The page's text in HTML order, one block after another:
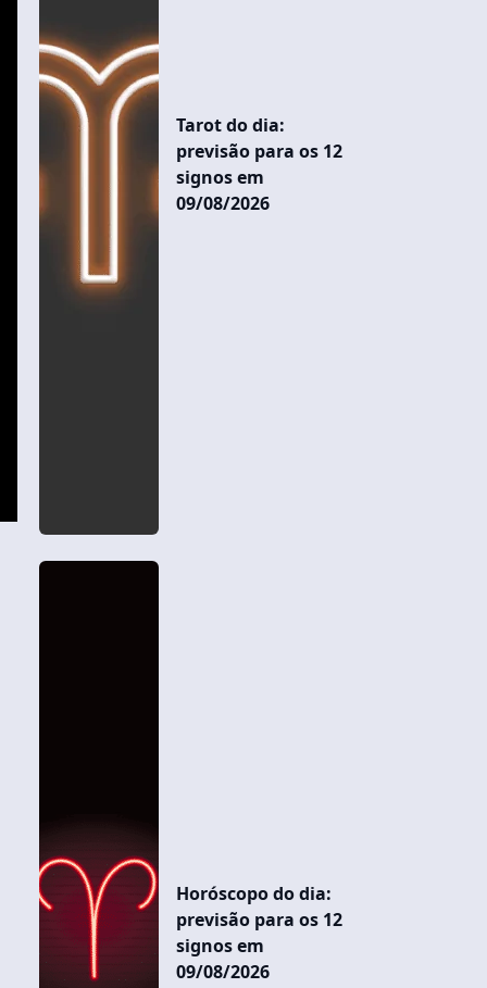
Tarot do dia:
previsão para os 12
signos em
09/08/2026
Horóscopo do dia:
previsão para os 12
signos em
09/08/2026